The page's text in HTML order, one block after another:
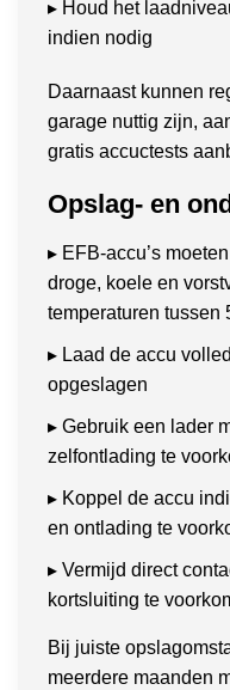
▸ Houd het
indien nodig
Daarnaast kunnen
garage nuttig zijn,
gratis accuctests
Opslag- en
▸ EFB-accu’s
droge, koele en
temperaturen tussen
▸ Laad de accu
opgeslagen
▸ Gebruik een lader
zelfontlading te
▸ Koppel de accu
en ontlading te
▸ Vermijd direct
kortsluiting te
Bij juiste
meerdere maanden